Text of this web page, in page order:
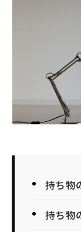
持ち物
持ち物